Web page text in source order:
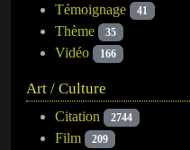
Témoignage 41
Thème 35
Vidéo 166
Art / Culture
Citation 2744
Film 209